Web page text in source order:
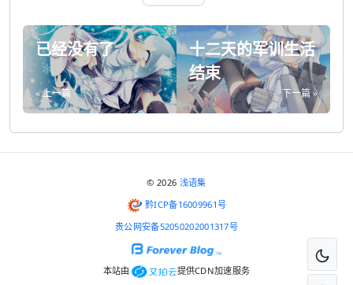
已经没有了
« 上一篇
十二天的军训生活
结束
下一篇 »
© 2026 浅语集
黔ICP备16009961号
贵公网安备52050202001317号
本站由 提供CDN加速服务